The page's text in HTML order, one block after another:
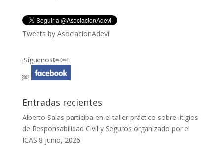
Tweets by AsociacionAdevi
¡Síguenos!￼￼
￼
Entradas recientes
Alberto Salas participa en el taller práctico sobre litigios
de Responsabilidad Civil y Seguros organizado por el
ICAS 8 junio, 2026